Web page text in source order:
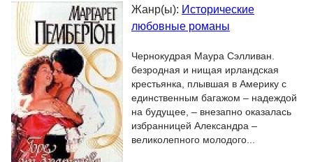
Жанр(ы): Исторические
любовные романы
Чернокудрая Маура Сэлливан.
безродная и нищая ирландская
крестьянка, плывшая в Америку с
единственным багажом – надеждой
на будущее, – внезапно оказалась
избранницей Александра –
великолепного молодого...